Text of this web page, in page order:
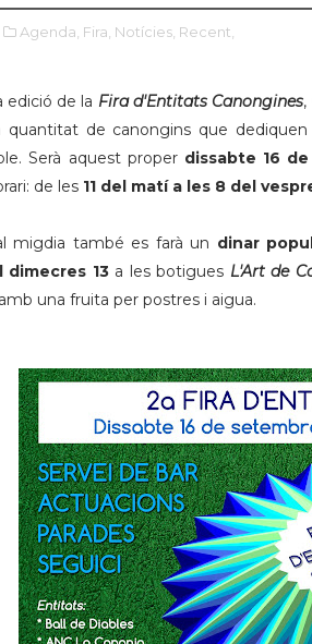
Agenda, Fira, Notícies, Recent,
edició de la Fira d'Entitats Canongines
quantitat de canongins que
Serà aquest proper dissabte 16
de les 11 del matí a les 8 del
migdia també es farà un dinar
dimecres 13a les botigues L'Art de
una fruita per postres i aigua.